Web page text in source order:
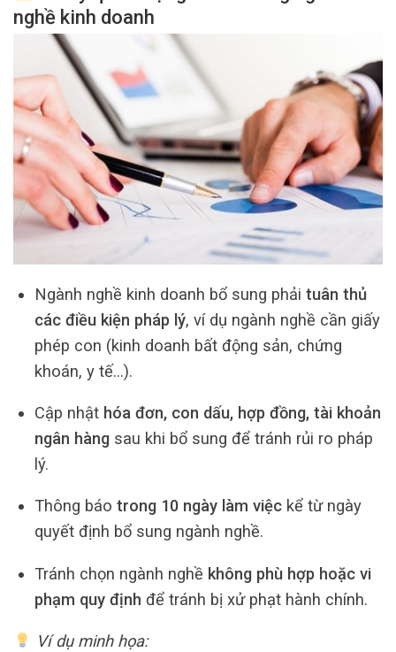
nghề kinh doanh
Ngành nghề kinh doanh bổ sung phải tuân thủ
các điều kiện pháp lý, ví dụ ngành nghề cần giấy
phép con (kinh doanh bất động sản, chứng
khoán, y tế…).
Cập nhật hóa đơn, con dấu, hợp đồng, tài khoản
ngân hàngsau khi bổ sung để tránh rủi ro pháp
lý.
Thông báo trong 10 ngày làm việckể từ ngày
quyết định bổ sung ngành nghề.
Tránh chọn ngành nghề không phù hợp hoặc vi
phạm quy định để tránh bị xử phạt hành chính.
Ví dụ minh họa: